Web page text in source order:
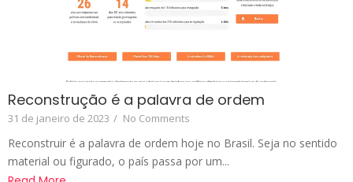
Reconstrução é a palavra de ordem
31 de janeiro de 2023 / No Comments
Reconstruir é a palavra de ordem hoje no Brasil. Seja no sentido
material ou figurado, o país passa por um...